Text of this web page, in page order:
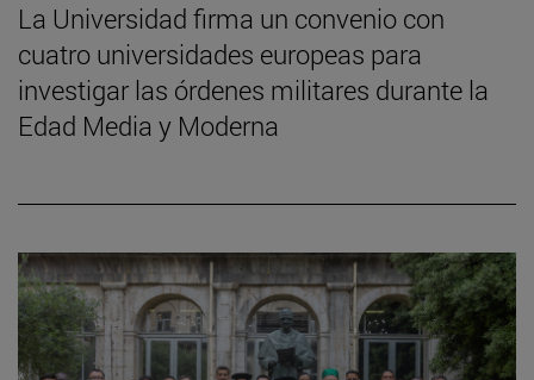
La Universidad firma un convenio con
cuatro universidades europeas para
investigar las órdenes militares durante la
Edad Media y Moderna